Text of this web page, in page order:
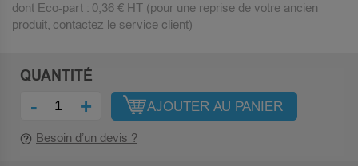
dont Eco-part : 0,36 € HT (pour une reprise de votre ancien
produit, contactez le service client)
QUANTITÉ
- + AJOUTER AU PANIER
Besoin d’un devis ?